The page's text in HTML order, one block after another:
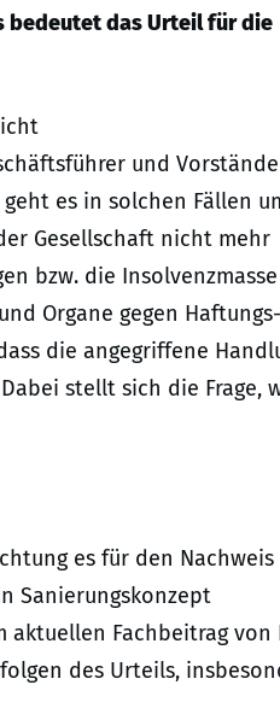
bedeutet das Urteil für die
und Vorstände
es in solchen Fällen
Gesellschaft nicht mehr
bzw. die Insolvenzmasse
Organe gegen Haftungs-
die angegriffene
stellt sich die Frage,
es für den Nachweis
Sanierungskonzept
aktuellen Fachbeitrag von
des Urteils,